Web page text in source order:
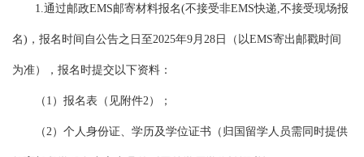
1.通过邮政EMS邮寄材料报名(不接受非EMS快递,不接受现场报
名)，报名时间自公告之日至2025年9月28日（以EMS寄出邮戳时间
为准），报名时提交以下资料：
（1）报名表（见附件2）；
（2）个人身份证、学历及学位证书（归国留学人员需同时提供